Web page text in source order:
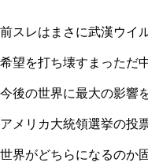
前スレはまさに武漢ウイ
希望を打ち壊すまっただ
今後の世界に最大の影響
アメリカ大統領選挙の投
世界がどちらになるのか